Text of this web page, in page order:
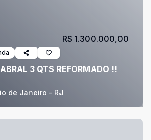
3 QTS REFORMADO !!
de Janeiro - RJ
R$ 1.300.000,00